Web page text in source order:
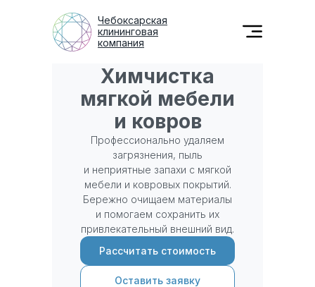
Чебоксарская
клининговая
компания
Химчистка
мягкой мебели
и ковров
Профессионально удаляем
загрязнения, пыль
и неприятные запахи с мягкой
мебели и ковровых покрытий.
Бережно очищаем материалы
и помогаем сохранить их
привлекательный внешний вид.
Рассчитать стоимость
Оставить заявку